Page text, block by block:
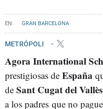
GRAN BARCELONA
METRÓPOLI
Agora International
prestigiosas de España
de Sant Cugat del Vallès
a los padres que no